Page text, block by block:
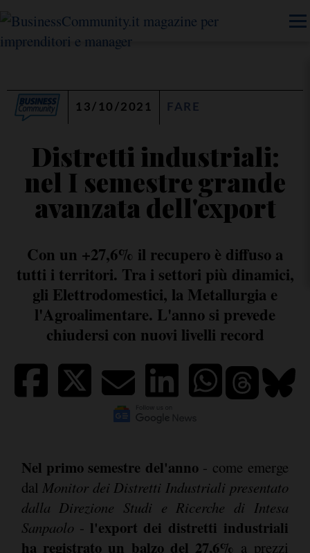
13/10/2021 FARE
Distretti industriali:
nel I semestre grande
avanzata dell'export
Con un +27,6% il recupero è diffuso a
tutti i territori. Tra i settori più dinamici,
gli Elettrodomestici, la Metallurgia e
l'Agroalimentare. L'anno si prevede
chiudersi con nuovi livelli record
Nel primo semestre del'anno- come emerge
dal Monitor dei Distretti Industriali presentato
dalla Direzione Studi e Ricerche di Intesa
Sanpaolo- l'export dei distretti industriali
ha registrato un balzo del 27,6% a prezzi